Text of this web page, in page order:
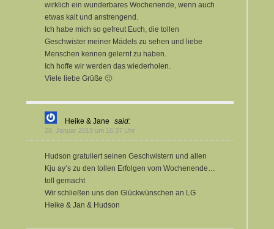
wirklich ein wunderbares Wochenende, wenn auch
etwas kalt und anstrengend.
Ich habe mich so gefreut Euch, die tollen
Geschwister meiner Mädels zu sehen und liebe
Menschen kennen gelernt zu haben.
Ich hoffe wir werden das wiederholen.
Viele liebe Grüße 🙂
Heike & Jane said:
28. Januar 2019 um 16:37 Uhr
Hudson gratuliert seinen Geschwistern und allen
Kju ay‘s zu den tollen Erfolgen vom Wochenende…
toll gemacht
Wir schließen uns den Glückwünschen an LG
Heike & Jan & Hudson